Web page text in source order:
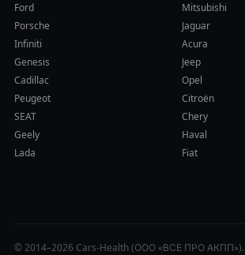
Ford
Mitsubishi
Porsche
Jaguar
Infiniti
Acura
Genesis
Jeep
Cadillac
Opel
Peugeot
Citroën
SEAT
Chery
Geely
Haval
Lada
Fiat
© 2014–2026 Cars-Health (ООО «ВСЕ ПРО АКПП»).